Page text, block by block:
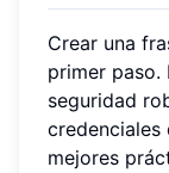
Crear una
primer paso.
seguridad
credenciales
mejores